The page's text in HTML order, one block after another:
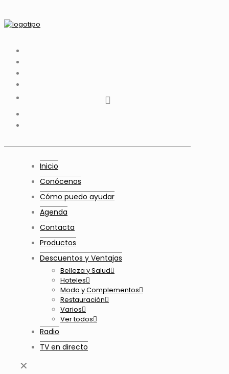
Youtube
Inicio
Conócenos
Cómo puedo ayudar
Agenda
Contacta
Productos
Descuentos y Ventajas
Belleza y Salud
Hoteles
Moda y Complementos
Restauración
Varios
Ver todos
Radio
TV en directo
✕